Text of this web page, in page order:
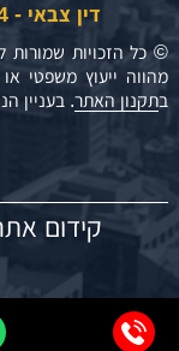
דין צבאי - 24 שעות ביממה, בכל רחבי הארץ.
© כל הזכויות שמורות
מהווה ייעוץ משפטי
בתקנון האתר. בעניין
קידום